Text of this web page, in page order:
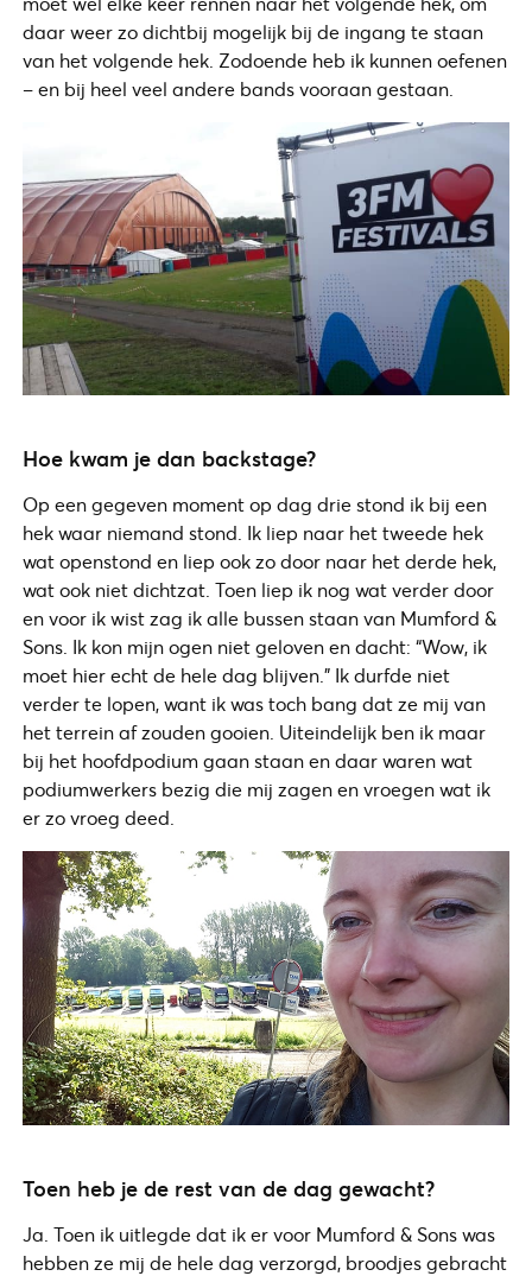
daar weer zo dichtbij mogelijk bij de ingang te staan
van het volgende hek. Zodoende heb ik kunnen oefenen
– en bij heel veel andere bands vooraan gestaan.
Hoe kwam je dan backstage?
Op een gegeven moment op dag drie stond ik bij een
hek waar niemand stond. Ik liep naar het tweede hek
wat openstond en liep ook zo door naar het derde hek,
wat ook niet dichtzat. Toen liep ik nog wat verder door
en voor ik wist zag ik alle bussen staan van Mumford &
Sons. Ik kon mijn ogen niet geloven en dacht: “Wow, ik
moet hier echt de hele dag blijven.” Ik durfde niet
verder te lopen, want ik was toch bang dat ze mij van
het terrein af zouden gooien. Uiteindelijk ben ik maar
bij het hoofdpodium gaan staan en daar waren wat
podiumwerkers bezig die mij zagen en vroegen wat ik
er zo vroeg deed.
Toen heb je de rest van de dag gewacht?
Ja. Toen ik uitlegde dat ik er voor Mumford & Sons was
hebben ze mij de hele dag verzorgd, broodjes gebracht